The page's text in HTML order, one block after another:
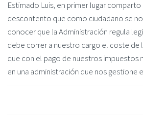
Estimado Luis, en primer lugar
descontento que como ciudadano se
conocer que la Administración regula
debe correr a nuestro cargo el coste de
que con el pago de nuestros impuestos
en una administración que nos gestione